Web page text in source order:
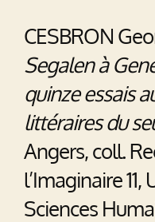
CESBRON
Segalen à
quinze essais
littéraires du
Angers, coll.
l’Imaginaire 11,
Sciences